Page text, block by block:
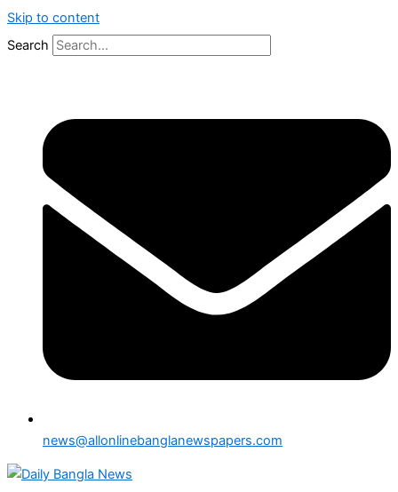
Skip to content
Search
news@allonlinebanglanewspapers.com